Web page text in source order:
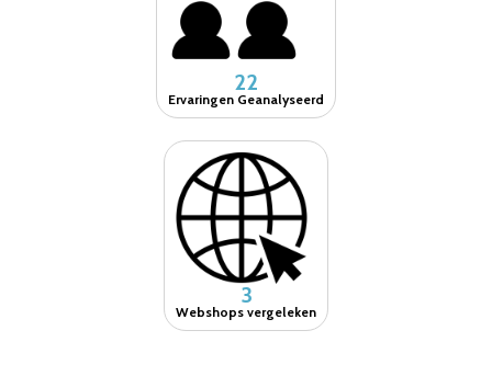
22
Ervaringen Geanalyseerd
3
Webshops vergeleken